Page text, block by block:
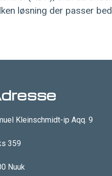
løsning der passer
Kleinschmidt-ip Aqq. 9
359
Nuuk